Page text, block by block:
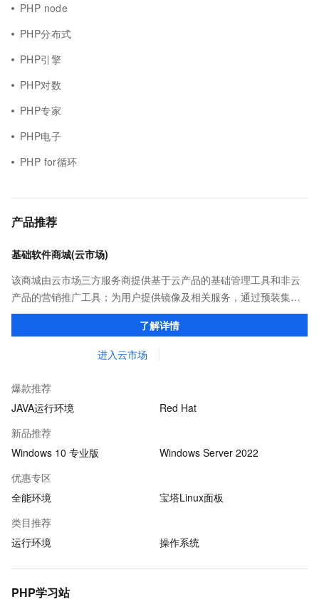
PHP node
PHP分布式
PHP引擎
PHP对数
PHP专家
PHP电子
PHP for循环
产品推荐
基础软件商城(云市场)
该商城由云市场三方服务商提供基于云产品的基础管理工具和非云
产品的营销推广工具；为用户提供镜像及相关服务，通过预装集成
环境及软件，实现云服务器即开即于阿里云的独立软件类，包括商
业软件、系统软件、营销软件等。了解详情
进入云市场
爆款推荐
JAVA运行环境
Red Hat
新品推荐
Windows 10 专业版
Windows Server 2022
优惠专区
全能环境
宝塔Linux面板
类目推荐
运行环境
操作系统
PHP学习站